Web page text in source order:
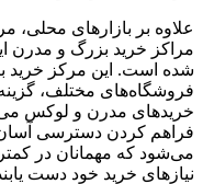
علاوه بر بازارهای محلی،
مراکز خرید بزرگ و مدرن
شده است. این مرکز خرید با
فروشگاه‌های مختلف،
خریدهای مدرن و لوکس
فراهم کردن دسترسی آسان
می‌شود که مهمانان در
نیازهای خرید خود دست